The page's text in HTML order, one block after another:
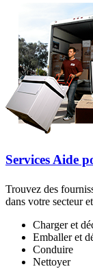
Services Aide
Trouvez des
dans votre secteur
Charger et
Emballer et
Conduire
Nettoyer